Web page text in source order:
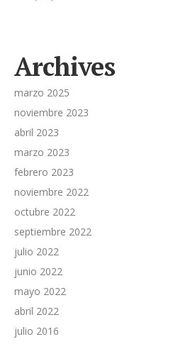
Archives
marzo 2025
noviembre 2023
abril 2023
marzo 2023
febrero 2023
noviembre 2022
octubre 2022
septiembre 2022
julio 2022
junio 2022
mayo 2022
abril 2022
julio 2016